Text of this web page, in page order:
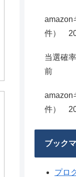
amazon
件）
当選確
前
amazon
件）
ブック
プロ